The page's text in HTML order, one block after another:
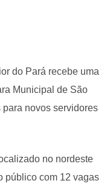
do Pará recebe uma
Municipal de São
novos servidores
no nordeste
público com 12 vagas